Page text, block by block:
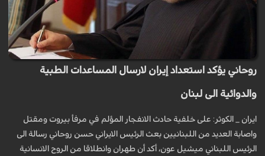
روحاني يؤكد استعداد إيران لارسال المساعدات الطبية
والدوائية الى لبنان
ايران _ الكوثر: على خلفية حادث الانفجار المؤلم في مرفأ بيروت ومقتل
واصابة العديد من اللبنانيين بعث الرئيس الايراني حسن روحاني رسالة الى
الرئيس اللبناني ميشيل عون، أكد أن طهران وانطلاقا من الروح الانسانية